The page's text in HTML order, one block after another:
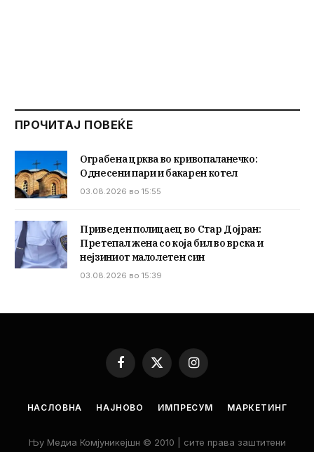
ПРОЧИТАЈ ПОВЕЌЕ
Ограбена црква во кривопаланечко:
Однесени пари и бакарен котел
03.08.2026 во 15:55
Приведен полицаец во Стар Дојран:
Претепал жена со која бил во врска и
нејзиниот малолетен син
03.08.2026 во 15:39
Facebook
X
(Twitter)
Instagram
НАСЛОВНА НАЈНОВО ИМПРЕСУМ МАРКЕТИНГ
Њу Медиа Комјуникејшн © 2010 | сите права заштитени